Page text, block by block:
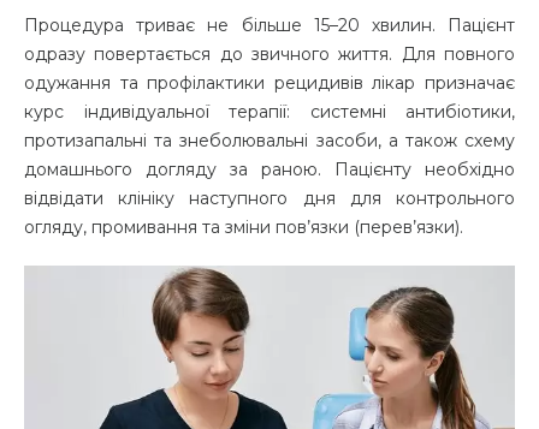
Процедура триває не більше 15–20 хвилин. Пацієнт
одразу повертається до звичного життя. Для повного
одужання та профілактики рецидивів лікар призначає
курс індивідуальної терапії: системні антибіотики,
протизапальні та знеболювальні засоби, а також схему
домашнього догляду за раною. Пацієнту необхідно
відвідати клініку наступного дня для контрольного
огляду, промивання та зміни пов’язки (перев’язки).